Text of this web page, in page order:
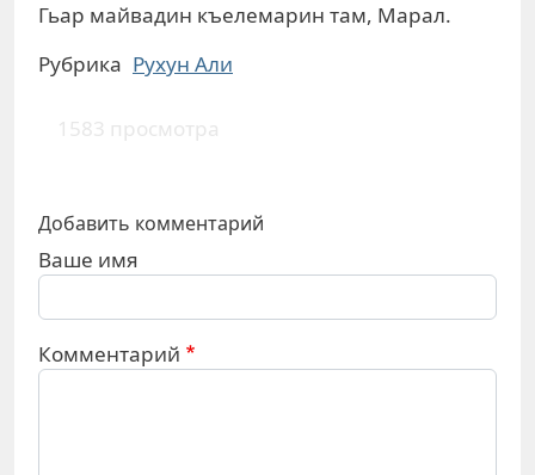
Гьар майвадин къелемарин там, Марал.
Рубрика Рухун Али
1583 просмотра
Добавить комментарий
Ваше имя
Комментарий